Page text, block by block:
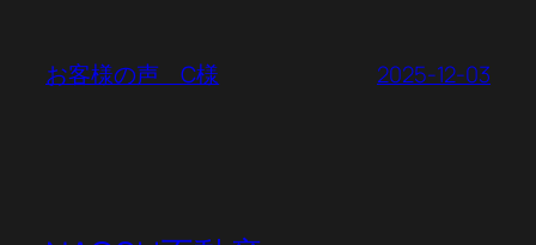
お客様の声 C様 2025-12-03